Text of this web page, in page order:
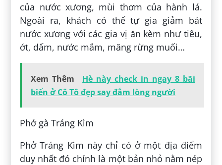
của nước xương, mùi thơm của hành lá.
Ngoài ra, khách có thể tự gia giảm bát
nước xương với các gia vị ăn kèm như tiêu,
ớt, dấm, nước mắm, măng rừng muối…
Xem Thêm
Hè này check in ngay 8 bãi
biển ở Cô Tô đẹp say đắm lòng người
Phở gà Tráng Kìm
Phở Tráng Kìm này chỉ có ở một địa điểm
duy nhất đó chính là một bản nhỏ nằm nép